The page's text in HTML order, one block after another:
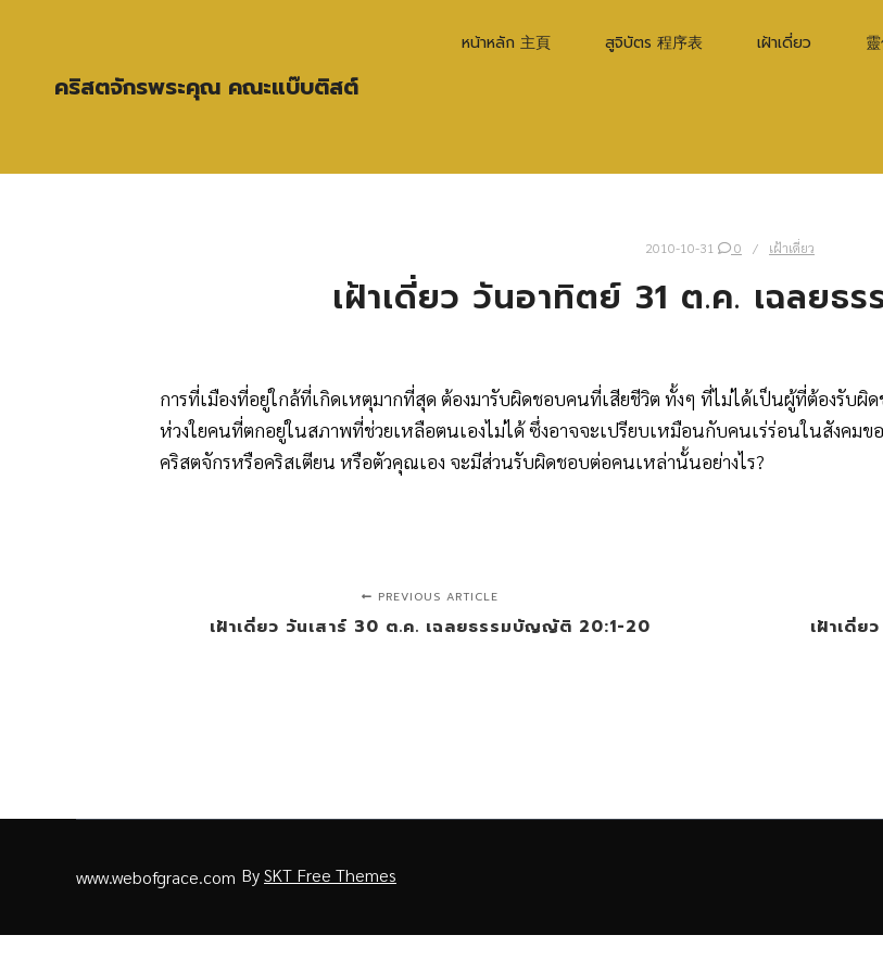
คริสตจักรพระคุณ คณะแบ๊บติสต์
หน้าหลัก 主頁 สูจิบัตร 程序表 เฝ้าเดี่ยว
2010-10-31 0 เฝ้าเดี่ยว
เฝ้าเดี่ยว วันอาทิตย์ 31 ต.ค. เฉลย
การที่เมืองที่อยู่ใกล้ที่เกิดเหตุมากที่สุด ต้องมารับผิดชอบคนที่เสียชีวิต ทั้งๆ ที่ไม่ได้เป็นผู้ที่ต้องรับผิ
ห่วงใยคนที่ตกอยู่ในสภาพที่ช่วยเหลือตนเองไม่ได้ ซึ่งอาจจะเปรียบเหมือนกับคนเร่ร่อนในสังคม
คริสตจักรหรือคริสเตียน หรือตัวคุณเอง จะมีส่วนรับผิดชอบต่อคนเหล่านั้นอย่างไร?
PREVIOUS ARTICLE
เฝ้าเดี่ยว วันเสาร์ 30 ต.ค. เฉลยธรรมบัญญัติ 20:1-20 เฝ้าเดี่
www.webofgrace.com BySKT Free Themes